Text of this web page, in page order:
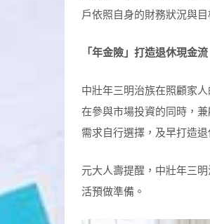
戶依照自身的財務狀況與
「年金險」打造退休現金流
中壯年三明治族在照顧家
在參與市場投資的同時，
需求自行選擇，及早打造退
元大人壽提醒，中壯年三
活預做準備。